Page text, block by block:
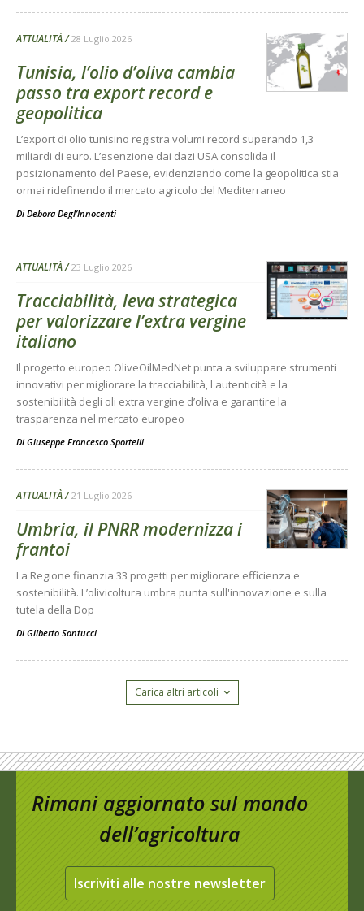
ATTUALITÀ 28 Luglio 2026
Tunisia, l’olio d’oliva cambia
passo tra export record e
geopolitica
L’export di olio tunisino registra volumi record superando 1,3
miliardi di euro. L’esenzione dai dazi USA consolida il
posizionamento del Paese, evidenziando come la geopolitica stia
ormai ridefinendo il mercato agricolo del Mediterraneo
Di Debora Degl’Innocenti
ATTUALITÀ 23 Luglio 2026
Tracciabilità, leva strategica
per valorizzare l’extra vergine
italiano
Il progetto europeo OliveOilMedNet punta a sviluppare strumenti
innovativi per migliorare la tracciabilità, l'autenticità e la
sostenibilità degli oli extra vergine d’oliva e garantire la
trasparenza nel mercato europeo
Di Giuseppe Francesco Sportelli
ATTUALITÀ 21 Luglio 2026
Umbria, il PNRR modernizza i
frantoi
La Regione finanzia 33 progetti per migliorare efficienza e
sostenibilità. L’olivicoltura umbra punta sull'innovazione e sulla
tutela della Dop
Di Gilberto Santucci
Carica altri articoli
Rimani aggiornato sul mondo
dell’agricoltura
Iscriviti alle nostre newsletter